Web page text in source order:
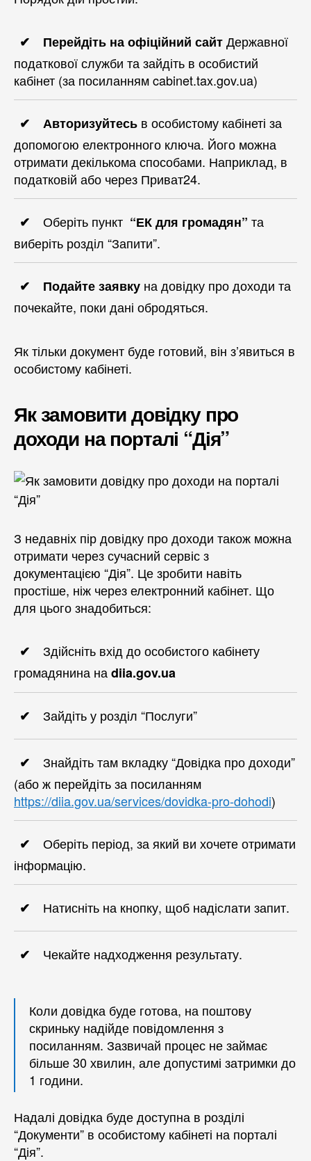
Перейдіть на офіційний сайтДержавної
податкової служби та зайдіть в особистий
кабінет (за посиланням cabinet.tax.gov.ua)
Авторизуйтесь в особистому кабінеті за
допомогою електронного ключа. Його можна
отримати декількома способами. Наприклад, в
податковій або через Приват24.
Оберіть пункт “ЕК для громадян” та
виберіть розділ “Запити”.
Подайте заявку на довідку про доходи та
почекайте, поки дані обродяться.
Як тільки документ буде готовий, він з’явиться в
особистому кабінеті.
Як замовити довідку про
доходи на порталі “Дія”
З недавніх пір довідку про доходи також можна
отримати через сучасний сервіс з
документацією “Дія”. Це зробити навіть
простіше, ніж через електронний кабінет. Що
для цього знадобиться:
Здійсніть вхід до особистого кабінету
громадянина наdiia.gov.ua
Зайдіть у розділ “Послуги”
Знайдіть там вкладку “Довідка про доходи”
(або ж перейдіть за посиланням ​​
https://diia.gov.ua/services/dovidka-pro-dohodi)
Оберіть період, за який ви хочете отримати
інформацію.
Натисніть на кнопку, щоб надіслати запит.
Чекайте надходження результату.
Коли довідка буде готова, на поштову
скриньку надійде повідомлення з
посиланням. Зазвичай процес не займає
більше 30 хвилин, але допустимі затримки до
1 години.
Надалі довідка буде доступна в розділі
“Документи” в особистому кабінеті на порталі
“Дія”.